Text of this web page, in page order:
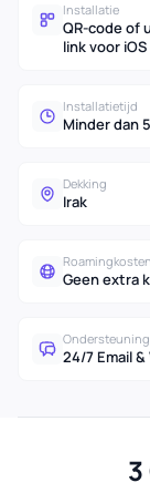
Installatie
QR-code of
link voor
Installatietijd
Minder dan
Dekking
Irak
Roamingkosten
Geen extra
Ondersteuning
24/7 Email
3